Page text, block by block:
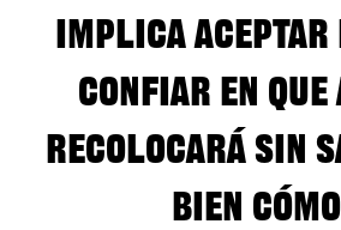
implica
confiar en que
recolocará sin
bien